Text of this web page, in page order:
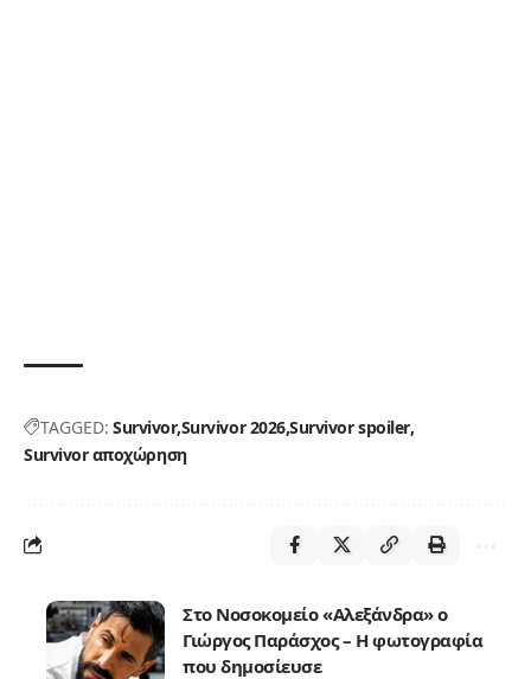
TAGGED: SurvivorSurvivor 2026Survivor spoiler
Survivor αποχώρηση
Στο Νοσοκομείο «Αλεξάνδρα» ο
Γιώργος Παράσχος – Η φωτογραφία
που δημοσίευσε